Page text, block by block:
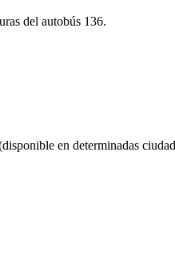
del autobús 136.
en determinadas